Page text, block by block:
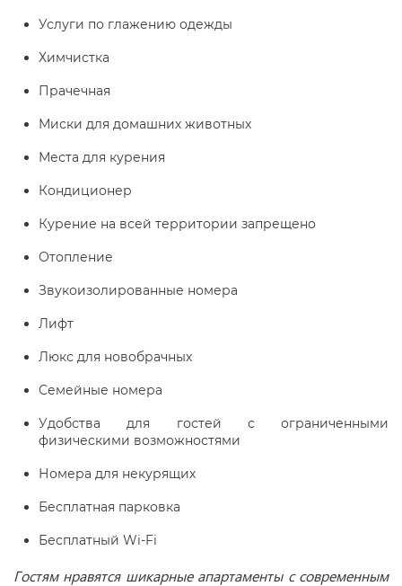
Услуги по глажению одежды
Химчистка
Прачечная
Миски для домашних животных
Места для курения
Кондиционер
Курение на всей территории запрещено
Отопление
Звукоизолированные номера
Лифт
Люкс для новобрачных
Семейные номера
Удобства для гостей с ограниченными
физическими возможностями
Номера для некурящих
Бесплатная парковка
Бесплатный Wi-Fi
Гостям нравятся шикарные апартаменты с современным